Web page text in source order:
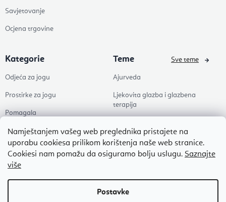
Namještanjem vašeg web preglednika pristajete na
uporabu cookiesa prilikom korištenja naše web stranice.
Cookiesi nam pomažu da osiguramo bolju uslugu. Saznajte
više
Savjetovanje
Ocjena trgovine
Kategorie
Odjeća za jogu
Prostirke za jogu
Pomagala
Zdravlje
Dodaci
Popusti
Teme
Ajurveda
Ljekovita glazba i glazbena
terapija
Pilates
Zen
Sve teme
. Sva prava pridržana.